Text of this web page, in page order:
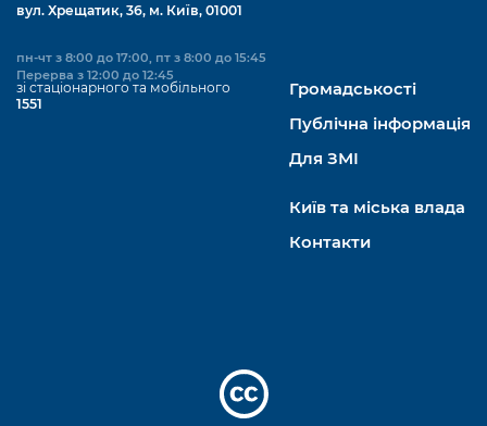
вул. Хрещатик, 36, м. Київ, 01001
пн-чт з 8:00 до 17:00, пт з 8:00 до 15:45
Перерва з 12:00 до 12:45
зі стаціонарного та мобільного
1551
Громадськості
Публічна інформація
Для ЗМІ
Київ та міська влада
Контакти